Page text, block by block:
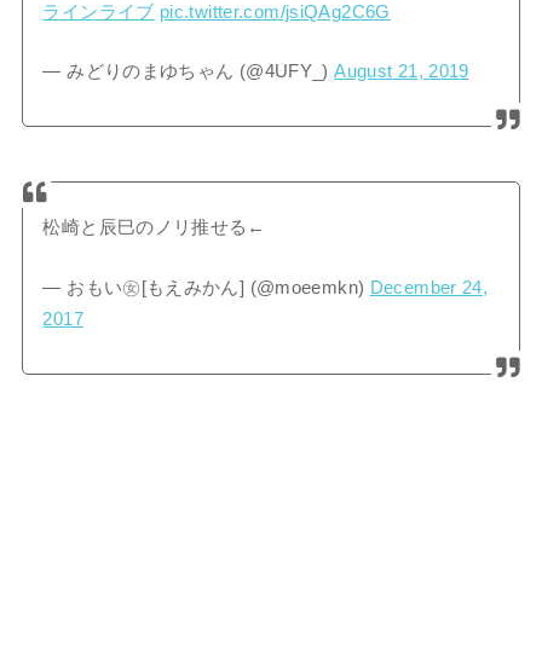
ラインライブ pic.twitter.com/jsiQAg2C6G
— みどりのまゆちゃん (@4UFY_)August 21, 2019
松崎と辰巳のノリ推せる←
— おもい㊛[もえみかん] (@moeemkn) December 24,
2017